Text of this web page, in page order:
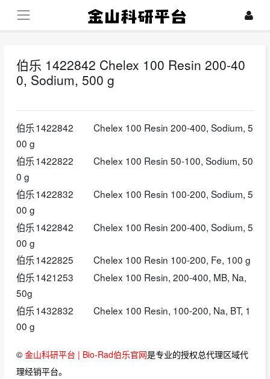
伯乐 1422842 Chelex 100 Resin 200-40
0, Sodium, 500 g
伯乐1422842
Chelex 100 Resin 200-400, Sodium, 5
00 g
伯乐1422822
Chelex 100 Resin 50-100, Sodium, 50
0 g
伯乐1422832
Chelex 100 Resin 100-200, Sodium, 5
00 g
伯乐1422842
Chelex 100 Resin 200-400, Sodium, 5
00 g
伯乐1422825
Chelex 100 Resin 100-200, Fe, 100 g
伯乐1421253
Chelex 100 Resin, 200-400, MB, Na,
50g
伯乐1432832
Chelex 100 Resin, 100-200, Na, BT, 1
00 g
© 金山科研平台 | Bio-Rad伯乐官网是专业的授权总代理区域代
理经销平台。